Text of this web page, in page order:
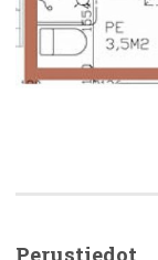
Perustiedot